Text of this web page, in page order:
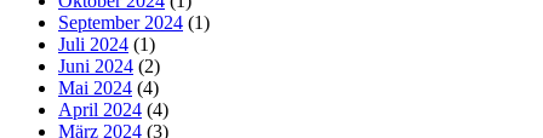
September 2024 (1)
Juli 2024 (1)
Juni 2024 (2)
Mai 2024 (4)
April 2024 (4)
März 2024 (3)